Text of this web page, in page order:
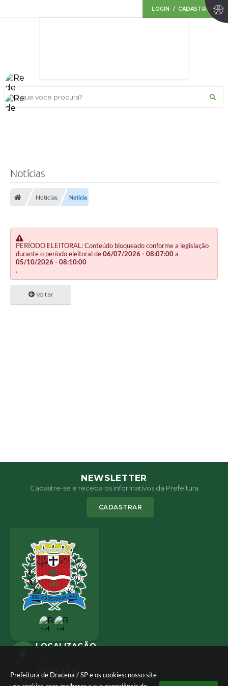
Prefeitura de Dracena / SP e os cookies: nosso site
LOGIN / CADASTRO
O que voce procura?
Notícias
Notícias Notícia
PERÍODO ELEITORAL: Conteúdo bloqueado conforme a legislação
durante o período eleitoral de06/07/2026 - 08:07:00a
05/10/2026 - 08:10:00
.
Voltar
NEWSLETTER
Cadastre-se e receba os informativos da Prefeitura
CADASTRAR
LOCALIZAÇÃO
CONTATO